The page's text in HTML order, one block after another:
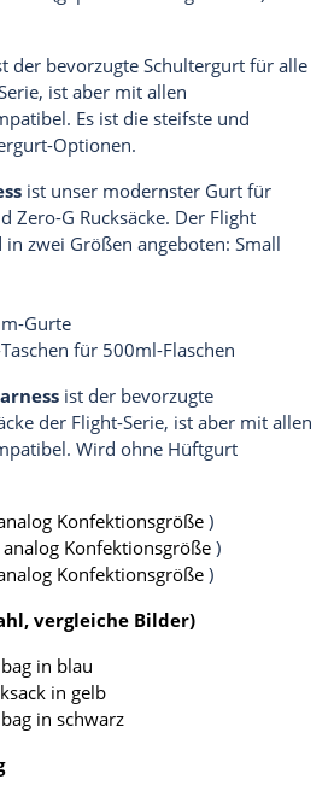
der bevorzugte Schultergurt für alle
ist aber mit allen
Es ist die steifste und
Optionen.
ist unser modernster Gurt für
Zero-G Rucksäcke. Der Flight
zwei Größen angeboten: Small
Gurte
für 500ml-Flaschen
ist der bevorzugte
der Flight-Serie, ist aber mit allen
Wird ohne Hüftgurt
Konfektionsgröße )
analog Konfektionsgröße )
Konfektionsgröße )
vergleiche Bilder)
in blau
in gelb
in schwarz